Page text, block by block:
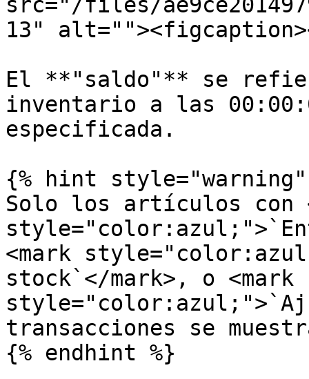
13"
El **"saldo"** se
inventario a las
especificada.
{% hint style="warning"
Solo los artículos con
<mark
stock`</mark>, o <mark
transacciones se